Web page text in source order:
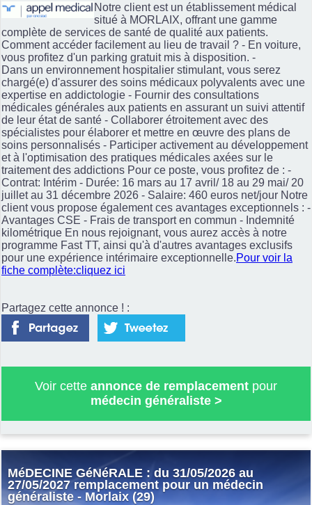
Notre client est un établissement médical
situé à MORLAIX, offrant une gamme
complète de services de santé de qualité aux patients.
Comment accéder facilement au lieu de travail ? - En voiture,
vous profitez d'un parking gratuit mis à disposition. -
Dans un environnement hospitalier stimulant, vous serez
chargé(e) d'assurer des soins médicaux polyvalents avec une
expertise en addictologie - Fournir des consultations
médicales générales aux patients en assurant un suivi attentif
de leur état de santé - Collaborer étroitement avec des
spécialistes pour élaborer et mettre en œuvre des plans de
soins personnalisés - Participer activement au développement
et à l'optimisation des pratiques médicales axées sur le
traitement des addictions Pour ce poste, vous profitez de : -
Contrat: Intérim - Durée: 16 mars au 17 avril/ 18 au 29 mai/ 20
juillet au 31 décembre 2026 - Salaire: 460 euros net/jour Notre
client vous propose également ces avantages exceptionnels : -
Avantages CSE - Frais de transport en commun - Indemnité
kilométrique En nous rejoignant, vous aurez accès à notre
programme Fast TT, ainsi qu'à d'autres avantages exclusifs
pour une expérience intérimaire exceptionnelle.Pour voir la
fiche complète:cliquez ici
Partagez cette annonce ! :
Voir cette annonce de remplacement pour
médecin généraliste>
MéDECINE GéNéRALE : du 31/05/2026 au
27/05/2027 remplacement pour un médecin
généraliste - Morlaix (29)